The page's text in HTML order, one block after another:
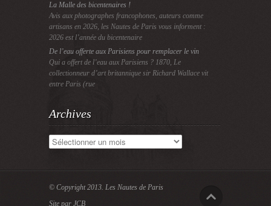
La Malle des bicentenaires !
Avis aux photographes francophones, auteurs comme
artisans en 2026, les Nautes de Paris vous informent :
2026 est l’année du bicentenaire
De l’eau offerte aux Parisiens pour remplacer le vin
Qui a offert de l’eau aux Parisiens ? 1870, Le
collectionneur d’art britannique sir Richard Wallace vit
entre Paris (rue
Archives
Archives
© Copyright 2013. Les Nautes de Paris
Site par JCB